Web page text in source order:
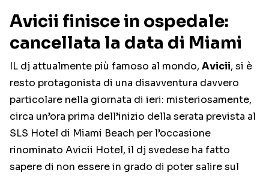
Avicii finisce in ospedale:
cancellata la data di Miami
IL dj attualmente più famoso al mondo, Avicii, si è
resto protagonista di una disavventura davvero
particolare nella giornata di ieri: misteriosamente,
circa un’ora prima dell’inizio della serata prevista al
SLS Hotel di Miami Beach per l’occasione
rinominato Avicii Hotel, il dj svedese ha fatto
sapere di non essere in grado di poter salire sul